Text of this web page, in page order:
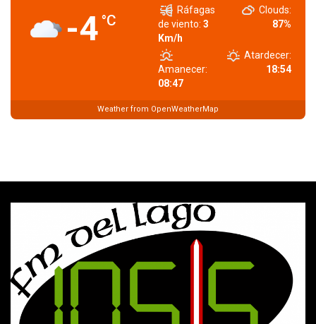
-4 °C
Ráfagas
de viento: 3
Km/h
Clouds:
87%
Amanecer:
08:47
Atardecer:
18:54
Weather from OpenWeatherMap